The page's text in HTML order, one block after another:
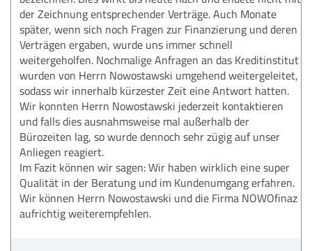
der Zeichnung entsprechender Verträge. Auch Monate
später, wenn sich noch Fragen zur Finanzierung und deren
Verträgen ergaben, wurde uns immer schnell
weitergeholfen. Nochmalige Anfragen an das Kreditinstitut
wurden von Herrn Nowostawski umgehend weitergeleitet,
sodass wir innerhalb kürzester Zeit eine Antwort hatten.
Wir konnten Herrn Nowostawski jederzeit kontaktieren
und falls dies ausnahmsweise mal außerhalb der
Bürozeiten lag, so wurde dennoch sehr zügig auf unser
Anliegen reagiert.
Im Fazit können wir sagen: Wir haben wirklich eine super
Qualität in der Beratung und im Kundenumgang erfahren.
Wir können Herrn Nowostawski und die Firma NOWOfinaz
aufrichtig weiterempfehlen.